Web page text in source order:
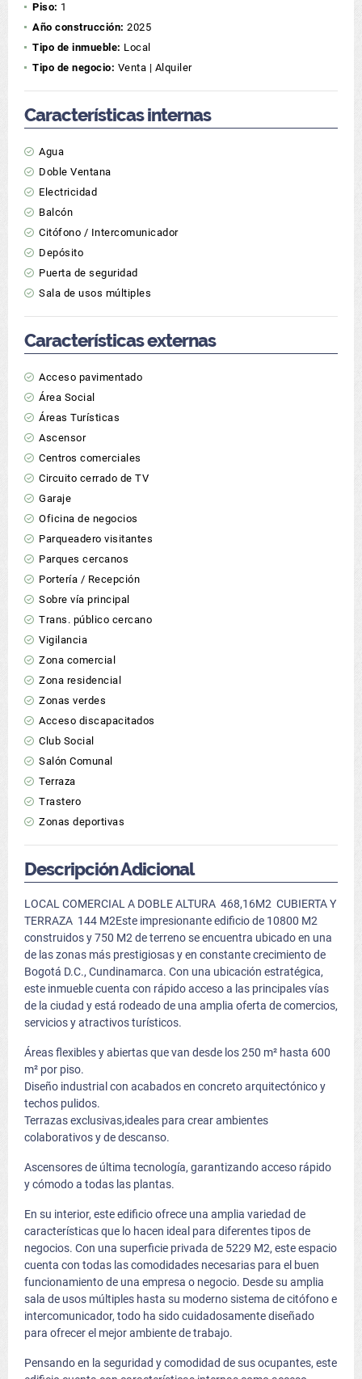
Piso: 1
Año construcción: 2025
Tipo de inmueble: Local
Tipo de negocio: Venta | Alquiler
Características internas
Agua
Doble Ventana
Electricidad
Balcón
Citófono / Intercomunicador
Depósito
Puerta de seguridad
Sala de usos múltiples
Características externas
Acceso pavimentado
Área Social
Áreas Turísticas
Ascensor
Centros comerciales
Circuito cerrado de TV
Garaje
Oficina de negocios
Parqueadero visitantes
Parques cercanos
Portería / Recepción
Sobre vía principal
Trans. público cercano
Vigilancia
Zona comercial
Zona residencial
Zonas verdes
Acceso discapacitados
Club Social
Salón Comunal
Terraza
Trastero
Zonas deportivas
Descripción Adicional
LOCAL COMERCIAL A DOBLE ALTURA 468,16M2 CUBIERTA Y
TERRAZA 144 M2Este impresionante edificio de 10800 M2
construidos y 750 M2 de terreno se encuentra ubicado en una
de las zonas más prestigiosas y en constante crecimiento de
Bogotá D.C., Cundinamarca. Con una ubicación estratégica,
este inmueble cuenta con rápido acceso a las principales vías
de la ciudad y está rodeado de una amplia oferta de comercios,
servicios y atractivos turísticos.
Áreas flexibles y abiertas que van desde los 250 m² hasta 600
m² por piso.
Diseño industrial con acabados en concreto arquitectónico y
techos pulidos.
Terrazas exclusivas,ideales para crear ambientes
colaborativos y de descanso.
Ascensores de última tecnología, garantizando acceso rápido
y cómodo a todas las plantas.
En su interior, este edificio ofrece una amplia variedad de
características que lo hacen ideal para diferentes tipos de
negocios. Con una superficie privada de 5229 M2, este espacio
cuenta con todas las comodidades necesarias para el buen
funcionamiento de una empresa o negocio. Desde su amplia
sala de usos múltiples hasta su moderno sistema de citófono e
intercomunicador, todo ha sido cuidadosamente diseñado
para ofrecer el mejor ambiente de trabajo.
Pensando en la seguridad y comodidad de sus ocupantes, este